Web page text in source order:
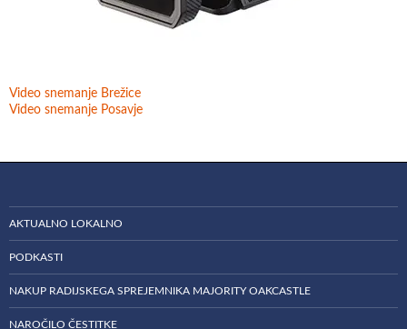
Video snemanje Brežice
Video snemanje Posavje
AKTUALNO LOKALNO
PODKASTI
NAKUP RADIJSKEGA SPREJEMNIKA MAJORITY OAKCASTLE
NAROČILO ČESTITKE